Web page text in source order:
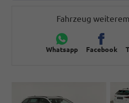
Fahrzeug
Whatsapp Facebook